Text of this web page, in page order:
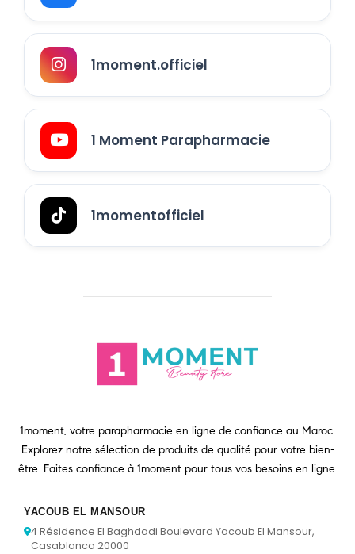
1moment.officiel
1 Moment Parapharmacie
1momentofficiel
1moment, votre parapharmacie en ligne de confiance au Maroc.
Explorez notre sélection de produits de qualité pour votre bien-
être. Faites confiance à 1moment pour tous vos besoins en ligne.
YACOUB EL MANSOUR
4 Résidence El Baghdadi Boulevard Yacoub El Mansour,
Casablanca 20000